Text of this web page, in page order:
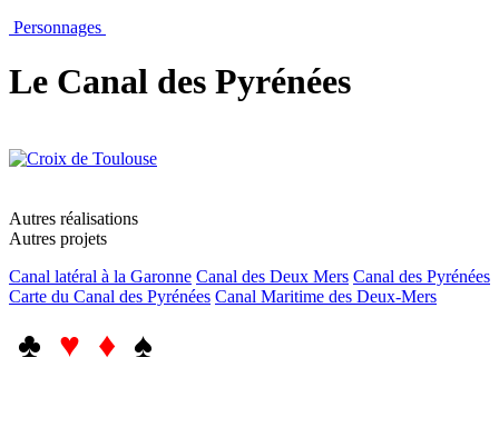
Personnages
Le Canal des Pyrénées
Autres réalisations
Autres projets
Canal latéral à la Garonne Canal des Deux Mers Canal des Pyrénées
Carte du Canal des Pyrénées Canal Maritime des Deux-Mers
♣ ♥ ♦ ♠